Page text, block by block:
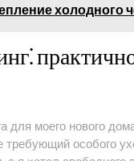
холодного
для моего нового
требующий особого